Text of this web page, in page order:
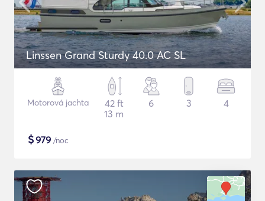
Linssen Grand Sturdy 40.0 AC SL
Motorová jachta
42 ft
13 m
6 3 4
$979 /noc